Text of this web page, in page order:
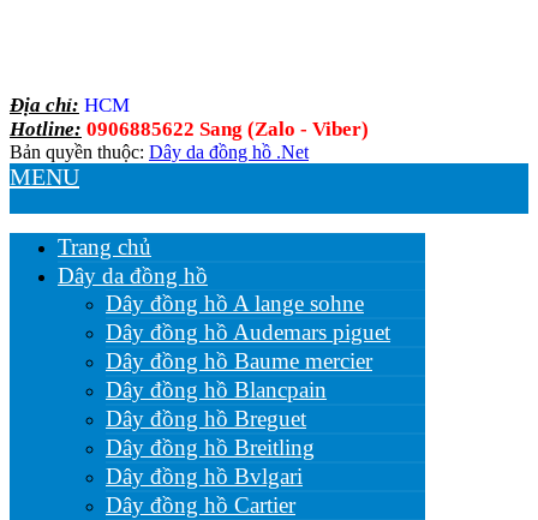
Địa chỉ: HCM
Hotline: 0906885622 Sang (Zalo - Viber)
Bản quyền thuộc: Dây da đồng hồ .Net
MENU
Trang chủ
Dây da đồng hồ
Dây đồng hồ A lange sohne
Dây đồng hồ Audemars piguet
Dây đồng hồ Baume mercier
Dây đồng hồ Blancpain
Dây đồng hồ Breguet
Dây đồng hồ Breitling
Dây đồng hồ Bvlgari
Dây đồng hồ Cartier